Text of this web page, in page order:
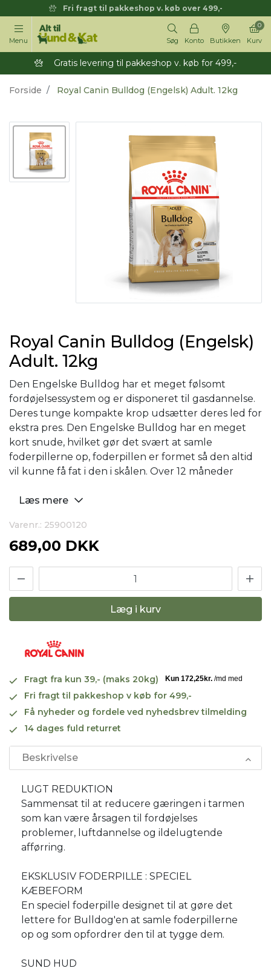
Fri fragt til pakkeshop v. køb over 499,-
Menu Søg Konto Butikken Kurv
0
Gratis levering til pakkeshop v. køb for 499,-
Forside Royal Canin Bulldog (Engelsk) Adult. 12kg
Royal Canin Bulldog (Engelsk)
Adult. 12kg
Den Engelske Bulldog har et meget følsomt
fordøjelsessystem og er disponeret til gasdannelse.
Deres tunge kompakte krop udsætter deres led for
ekstra pres. Den Engelske Bulldog har en meget
kort snude, hvilket gør det svært at samle
foderpillerne op, foderpillen er formet så den altid
vil kunne få fat i den i skålen. Over 12 måneder
Læs mere
Varenr.: 25900120
689,00 DKK
Læg i kurv
Fragt fra kun 39,- (maks 20kg)
Fri fragt til pakkeshop v køb for 499,-
Få nyheder og fordele ved nyhedsbrev tilmelding
14 dages fuld returret
Beskrivelse
LUGT REDUKTION
Sammensat til at reducere gæringen i tarmen
som kan være årsagen til fordøjelses
problemer, luftdannelse og ildelugtende
afførring.
EKSKLUSIV FODERPILLE : SPECIEL
KÆBEFORM
En speciel foderpille designet til at gøre det
lettere for Bulldog'en at samle foderpillerne
op og som opfordrer den til at tygge dem.
SUND HUD